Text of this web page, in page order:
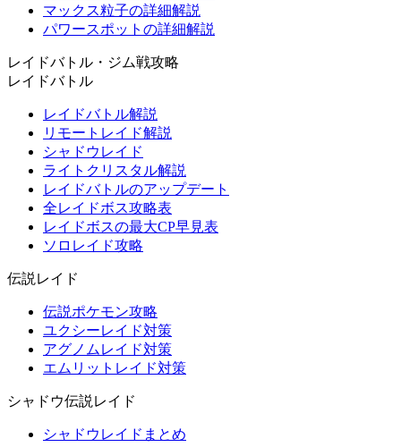
マックス粒子の詳細解説
パワースポットの詳細解説
レイドバトル・ジム戦攻略
レイドバトル
レイドバトル解説
リモートレイド解説
シャドウレイド
ライトクリスタル解説
レイドバトルのアップデート
全レイドボス攻略表
レイドボスの最大CP早見表
ソロレイド攻略
伝説レイド
伝説ポケモン攻略
ユクシーレイド対策
アグノムレイド対策
エムリットレイド対策
シャドウ伝説レイド
シャドウレイドまとめ